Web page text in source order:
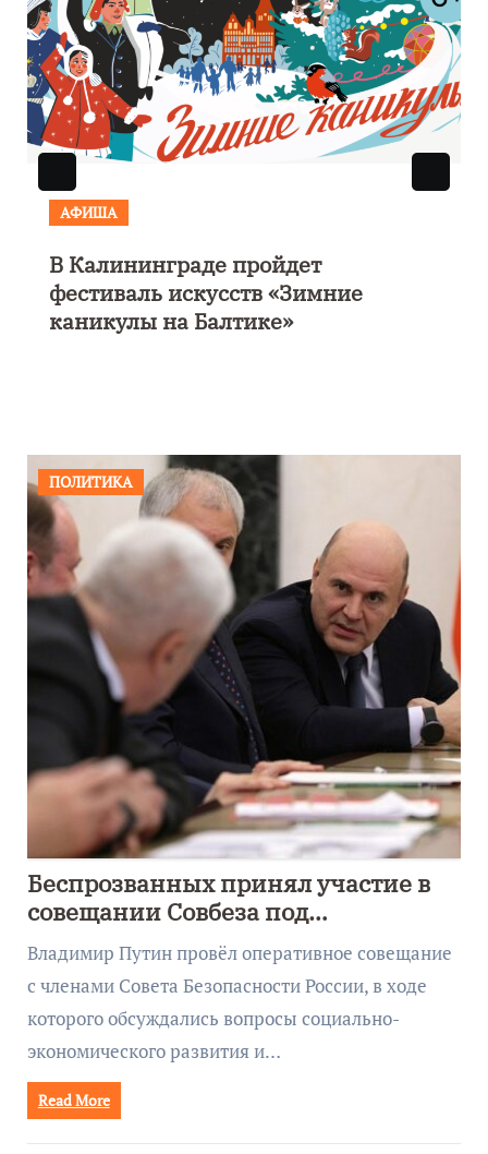
АФИША
В Калининграде пройдет
фестиваль искусств «Зимние
каникулы на Балтике»
ПОЛИТИКА
Беспрозванных принял участие в
совещании Совбеза под
руководством Путина
Владимир Путин провёл оперативное совещание
с членами Совета Безопасности России, в ходе
которого обсуждались вопросы социально-
экономического развития и…
Read More